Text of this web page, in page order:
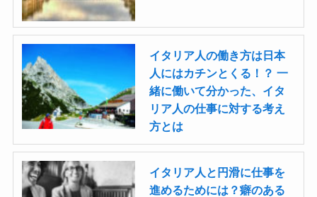
イタリア人の働き方は日本
人にはカチンとくる！？ 一
緒に働いて分かった、イタ
リア人の仕事に対する考え
方とは
イタリア人と円滑に仕事を
進めるためには？癖のある